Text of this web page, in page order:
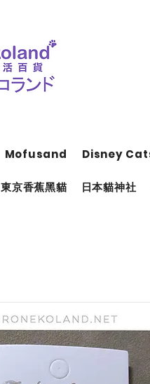
Mofusand Disney
東京香蕉黑貓 日本貓神社